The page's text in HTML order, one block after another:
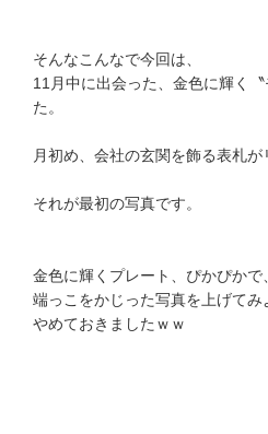
そんなこんなで今回は、
11月中に出会った、金色に輝く
た。
月初め、会社の玄関を飾る表札が
それが最初の写真です。
金色に輝くプレート、ぴかぴかで
端っこをかじった写真を上げてみ
やめておきましたｗｗ